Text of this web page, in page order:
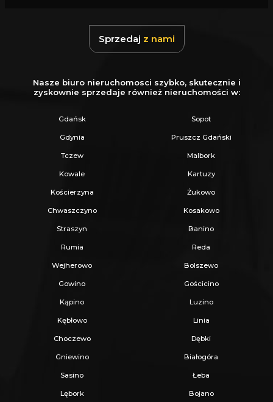
stronie:www.ratajczaknieruchomosci.pl
Sprzedaj z nami
Nasze biuro nieruchomosci szybko, skutecznie i
zyskownie sprzedaje również nieruchomości w:
Gdańsk Sopot
Gdynia Pruszcz Gdański
Tczew Malbork
Kowale Kartuzy
Kościerzyna Żukowo
Chwaszczyno Kosakowo
Straszyn Banino
Rumia Reda
Wejherowo Bolszewo
Gowino Gościcino
Kąpino Luzino
Kębłowo Linia
Choczewo Dębki
Gniewino Białogóra
Sasino Łeba
Lębork Bojano